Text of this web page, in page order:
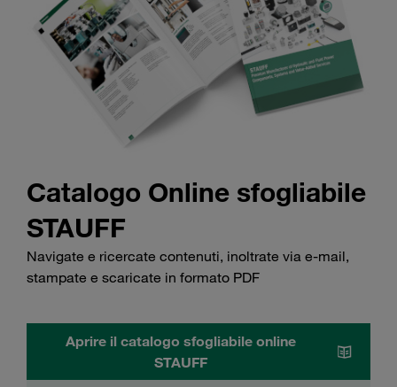
Catalogo Online sfogliabile
STAUFF
Navigate e ricercate contenuti, inoltrate via e-mail,
stampate e scaricate in formato PDF
Aprire il catalogo sfogliabile online
STAUFF